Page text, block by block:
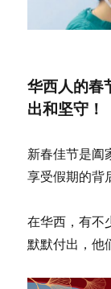
华西人的
出和坚守！
新春佳节是阖
享受假期的背
在华西，有不
默默付出，他